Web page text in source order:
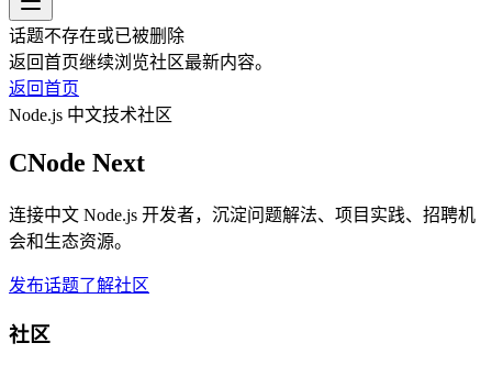
话题不存在或已被删除
返回首页继续浏览社区最新内容。
返回首页
Node.js 中文技术社区
CNode Next
连接中文 Node.js 开发者，沉淀问题解法、项目实践、招聘机
会和生态资源。
发布话题了解社区
社区